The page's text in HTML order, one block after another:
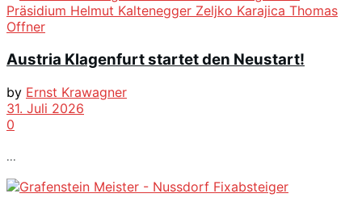
Austria Klagenfurt startet den Neustart!
by Ernst Krawagner
31. Juli 2026
0
...